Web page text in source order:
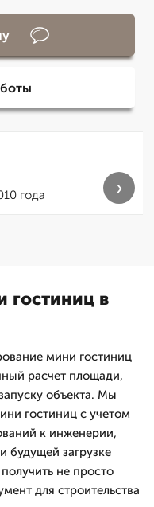
года ›
гостиниц в
мини гостиниц
расчет площади,
объекта. Мы
гостиниц с учетом
к инженерии,
будущей загрузке
не просто
для строительства